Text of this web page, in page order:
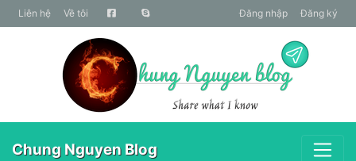
liên hệ Về tôi Đăng nhập Đăng ký
Chung Nguyen Blog